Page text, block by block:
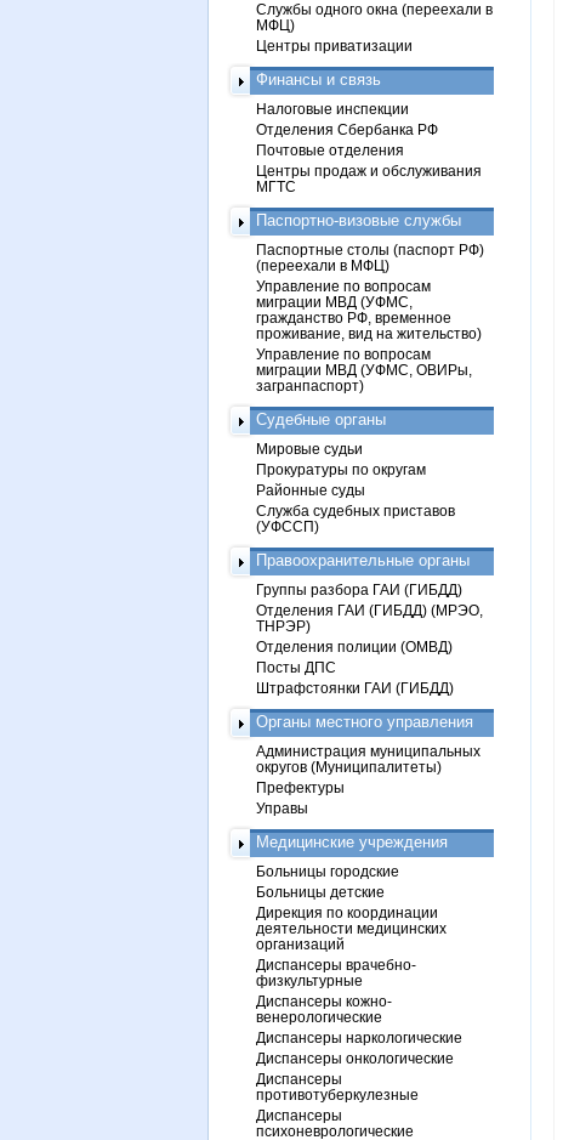
Службы одного окна (переехали в
МФЦ)
Центры приватизации
Финансы и связь
Налоговые инспекции
Отделения Сбербанка РФ
Почтовые отделения
Центры продаж и обслуживания
МГТС
Паспортно-визовые службы
Паспортные столы (паспорт РФ)
(переехали в МФЦ)
Управление по вопросам
миграции МВД (УФМС,
гражданство РФ, временное
проживание, вид на жительство)
Управление по вопросам
миграции МВД (УФМС, ОВИРы,
загранпаспорт)
Судебные органы
Мировые судьи
Прокуратуры по округам
Районные суды
Служба судебных приставов
(УФССП)
Правоохранительные органы
Группы разбора ГАИ (ГИБДД)
Отделения ГАИ (ГИБДД) (МРЭО,
ТНРЭР)
Отделения полиции (ОМВД)
Посты ДПС
Штрафстоянки ГАИ (ГИБДД)
Органы местного управления
Администрация муниципальных
округов (Муниципалитеты)
Префектуры
Управы
Медицинские учреждения
Больницы городские
Больницы детские
Дирекция по координации
деятельности медицинских
организаций
Диспансеры врачебно-
физкультурные
Диспансеры кожно-
венерологические
Диспансеры наркологические
Диспансеры онкологические
Диспансеры
противотуберкулезные
Диспансеры
психоневрологические